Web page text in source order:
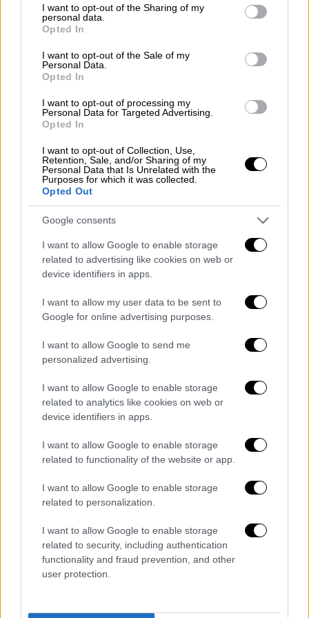
not limited to your visit or usage behaviour. You may click to
grant or deny consent to Google and its third-party tags to
use your data for below specified purposes in below Google
consent section.
I want to opt-out of the Sharing of my
personal data.
Opted In
I want to opt-out of the Sale of my
Personal Data.
Opted In
I want to opt-out of processing my
Personal Data for Targeted Advertising.
Opted In
I want to opt-out of Collection, Use,
Retention, Sale, and/or Sharing of my
Personal Data that Is Unrelated with the
Purposes for which it was collected.
Opted Out
Google consents
I want to allow Google to enable storage
related to advertising like cookies on web or
device identifiers in apps.
I want to allow my user data to be sent to
Google for online advertising purposes.
I want to allow Google to send me
personalized advertising.
I want to allow Google to enable storage
related to analytics like cookies on web or
device identifiers in apps.
I want to allow Google to enable storage
related to functionality of the website or app.
I want to allow Google to enable storage
related to personalization.
I want to allow Google to enable storage
related to security, including authentication
functionality and fraud prevention, and other
user protection.
POPULAR VIDEOS
Μεσημεριανό...
Μεσημεριανό δελτίο ειδήσεων
08/08/2026
Κεντρικό...|07.08.2026 19:53
Κεντρικό δελτίο ειδήσεων 07/08/2026
ΑΠΟΣΠΑΣΜΑΤΑ...|08.08.2026 13:08
Πολιτική αντιπαράθεση για τη
συμφωνία Σαουδικής Αραβίας ,Πακιστάν
και Τουρκίας
Μεσημεριανό δελτίο ειδήσεων
07/08/2026